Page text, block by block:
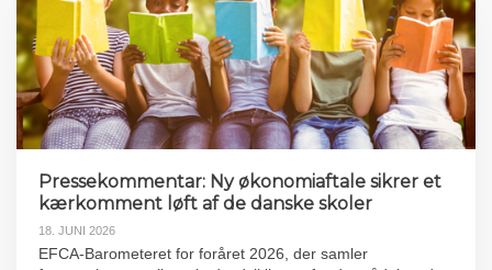
Pressekommentar: Ny økonomiaftale sikrer et
kærkomment løft af de danske skoler
18. JUNI 2026
EFCA-Barometeret for foråret 2026, der samler